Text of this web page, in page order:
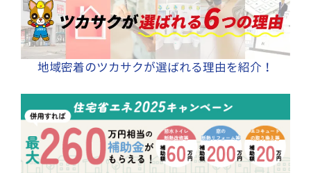
地域密着のツカサクが選ばれる理由を紹介！